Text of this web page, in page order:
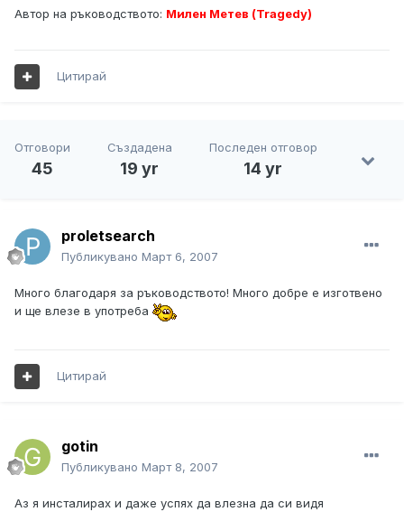
Автор на ръководството: Милен Метев (Tragedy)
Цитирай
Отговори
45
Създадена
19 yr
Последен отговор
14 yr
proletsearch
Публикувано Март 6, 2007
Много благодаря за ръководството! Много добре е изготвено
и ще влезе в употреба
Цитирай
gotin
Публикувано Март 8, 2007
Аз я инсталирах и даже успях да влезна да си видя